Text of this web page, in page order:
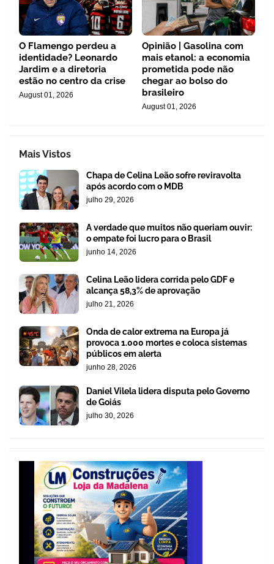
O Flamengo perdeu a
identidade? Leonardo
Jardim e a diretoria
estão no centro da crise
August 01, 2026
Opinião | Gasolina com
mais etanol: a economia
prometida pode não
chegar ao bolso do
brasileiro
August 01, 2026
Mais Vistos
Chapa de Celina Leão sofre reviravolta
após acordo com o MDB
julho 29, 2026
A verdade que muitos não queriam ouvir:
o empate foi lucro para o Brasil
junho 14, 2026
Celina Leão lidera corrida pelo GDF e
alcança 58,3% de aprovação
julho 21, 2026
Onda de calor extrema na Europa já
provoca 1.000 mortes e coloca sistemas
públicos em alerta
junho 28, 2026
Daniel Vilela lidera disputa pelo Governo
de Goiás
julho 30, 2026